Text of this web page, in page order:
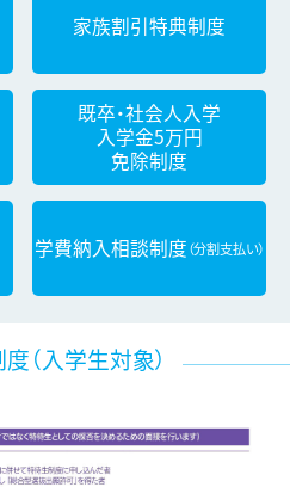
家族割引特典制度
既卒・社会人入学
入学金5万円
免除制度
学費納入相談制度（分割支払い）
（入学生対象）